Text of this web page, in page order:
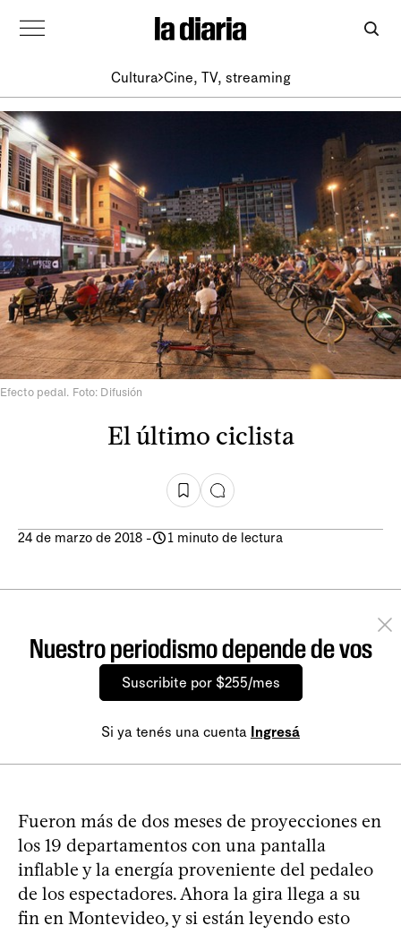
Cultura Cine, TV, streaming
Efecto pedal. Foto: Difusión
El último ciclista
24 de marzo de 2018 - 1 minuto de lectura
Nuestro periodismo depende de vos
Suscribite por $255/mes
Si ya tenés una cuenta Ingresá
Fueron más de dos meses de proyecciones en
los 19 departamentos con una pantalla
inflable y la energía proveniente del pedaleo
de los espectadores. Ahora la gira llega a su
fin en Montevideo, y si están leyendo esto